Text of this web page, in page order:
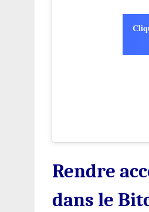
Rendre
dans le